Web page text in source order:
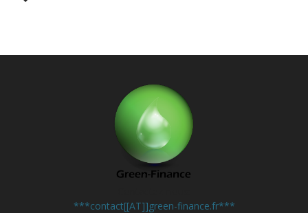
***contact[[AT]]green-finance.fr***